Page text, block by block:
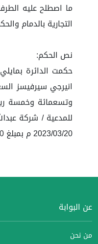
ما اصطلح عليه
التجارية بالدمام
نص الحكم:
وتسعمائة وخمسة
2023/03/20 م بمبلغ 260.000 ريال و الحكم بموجب ذلك و لزومه، والله الموفق، وصلى الله وسلم على سيدنا ونبينا محمد وعلى آله وصحبه أجمعين.
عن البوابة
من نحن